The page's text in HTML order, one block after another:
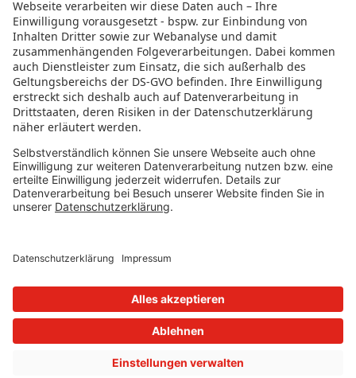
RECHTLICHES
Datenschutz
Impressum
Governance
Nutzungsbedingungen